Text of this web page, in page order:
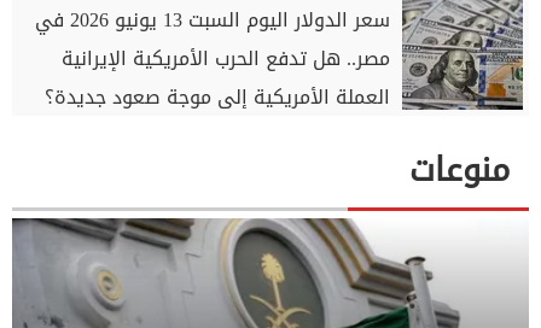
سعر الدولار اليوم السبت 13 يونيو 2026 في
مصر.. هل تدفع الحرب الأمريكية الإيرانية
العملة الأمريكية إلى موجة صعود جديدة؟
منوعات